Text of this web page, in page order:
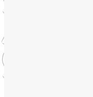
Гормон лептин
уровень гормона
массе. Чем больше
информирует мозг,
снижая чувство голода
образом, если масса
голода, благодаря
пытается сжечь
«лептиновая система»